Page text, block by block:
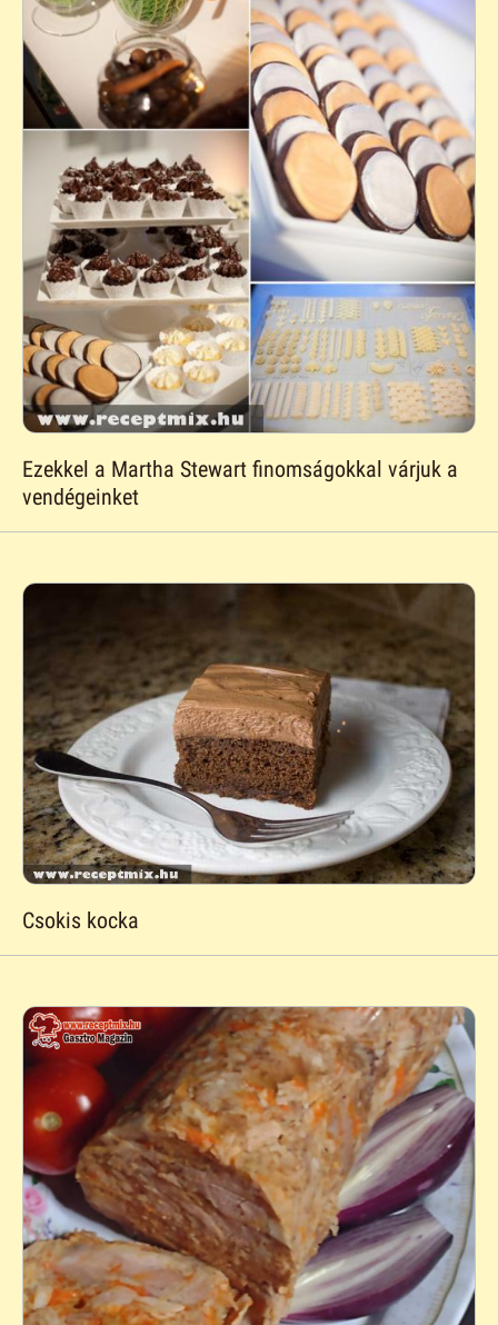
Ezekkel a Martha Stewart finomságokkal várjuk a
vendégeinket
Csokis kocka